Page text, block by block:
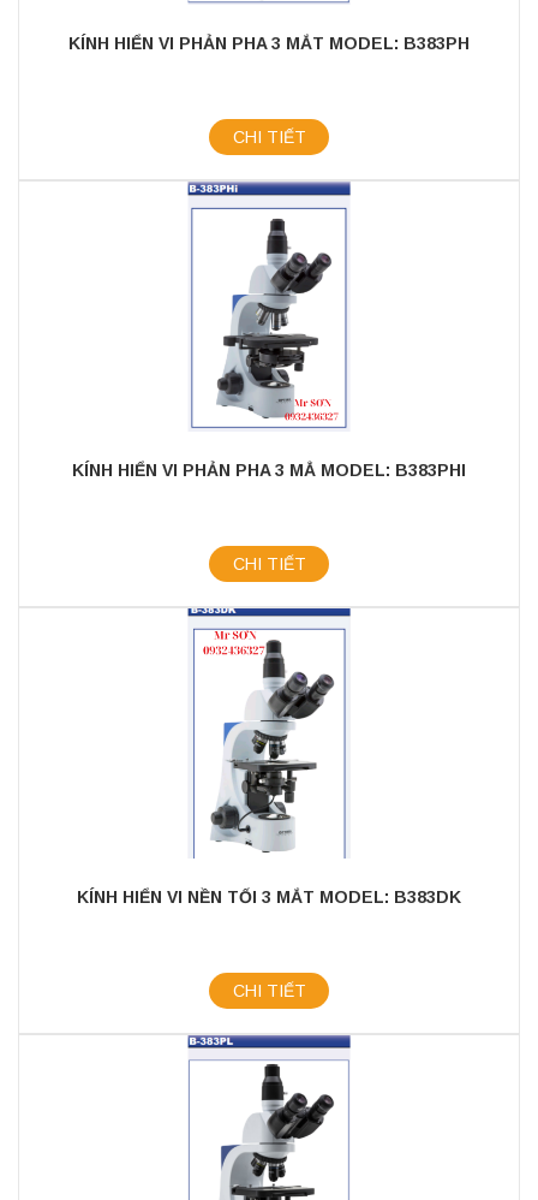
KÍNH HIỂN VI PHẢN PHA 3 MẮT MODEL: B383PH
CHI TIẾT
KÍNH HIỂN VI PHẢN PHA 3 MẲ MODEL: B383PHI
CHI TIẾT
KÍNH HIỂN VI NỀN TỐI 3 MẮT MODEL: B383DK
CHI TIẾT